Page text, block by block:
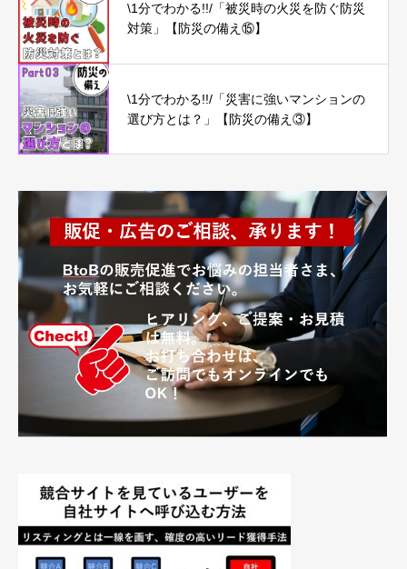
\1分でわかる!!/「被災時の火災を防ぐ防災
対策」【防災の備え⑮】
\1分でわかる!!/「災害に強いマンションの
選び方とは？」【防災の備え③】